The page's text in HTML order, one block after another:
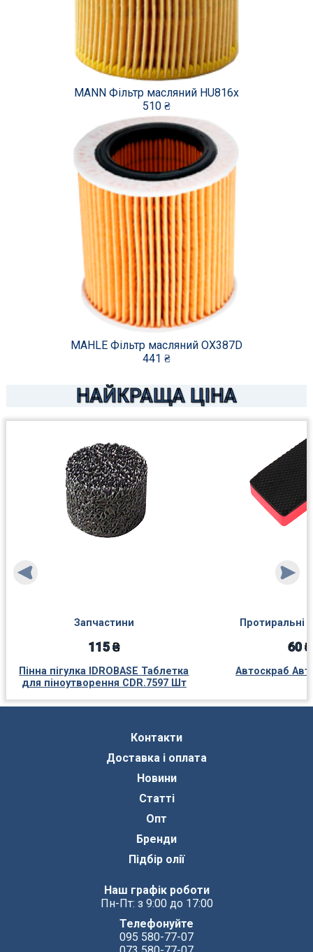
MANN Фільтр масляний HU816x
510 ₴
MAHLE Фільтр масляний OX387D
441 ₴
НАЙКРАЩА ЦІНА
Запчастини
115 ₴
Пінна пігулка IDROBASE Таблетка
для піноутворення CDR.7597 Шт
Протиральні
60 ₴
Автоскраб
Контакти
Доставка і оплата
Новини
Статті
Опт
Бренди
Підбір олії
Наш графік роботи
Пн-Пт: з 9:00 до 17:00
Телефонуйте
095 580-77-07